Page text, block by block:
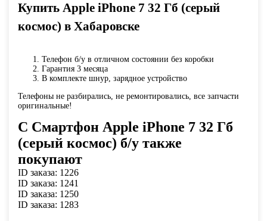
Купить Apple iPhone 7 32 Гб (серый
космос) в Хабаровске
Телефон б/у в отличном состоянии без коробки
Гарантия 3 месяца
В комплекте шнур, зарядное устройство
Телефоны не разбирались, не ремонтировались, все запчасти
оригинальные!
C Смартфон Apple iPhone 7 32 Гб
(серый космос) б/у также
покупают
ID заказа: 1226
ID заказа: 1241
ID заказа: 1250
ID заказа: 1283